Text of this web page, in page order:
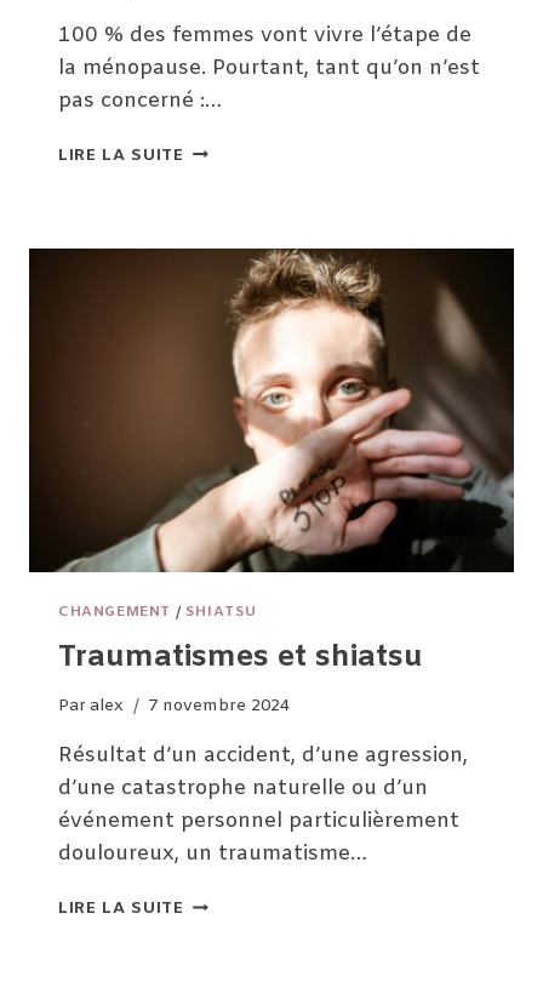
100 % des femmes vont vivre l’étape de
la ménopause. Pourtant, tant qu’on n’est
pas concerné :…
LIRE LA SUITE PÉRI
MÉNOPAUSE :
EXACTEMENT ?
CHANGEMENT / SHIATSU
Traumatismes et shiatsu
Paralex 7 novembre 2024
Résultat d’un accident, d’une agression,
d’une catastrophe naturelle ou d’un
événement personnel particulièrement
douloureux, un traumatisme…
LIRE LA SUITE TRAUMATISMES